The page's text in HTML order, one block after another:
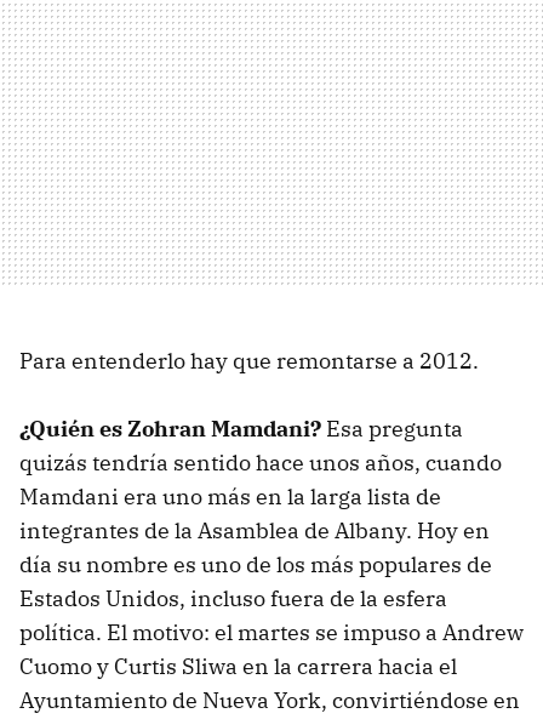
Para entenderlo hay que remontarse a 2012.
¿Quién es Zohran Mamdani? Esa pregunta
quizás tendría sentido hace unos años, cuando
Mamdani era uno más en la larga lista de
integrantes de la Asamblea de Albany. Hoy en
día su nombre es uno de los más populares de
Estados Unidos, incluso fuera de la esfera
política. El motivo: el martes se impuso a Andrew
Cuomo y Curtis Sliwa en la carrera hacia el
Ayuntamiento de Nueva York, convirtiéndose en